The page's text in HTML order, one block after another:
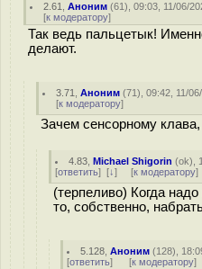
2.61 ,Аноним (61), 09:03, 11/06/
[к модератору]
Так ведь пальцетык!
делают.
3.71 ,Аноним (71), 09:42, 11/
[к модератору]
Зачем сенсорному клава,
4.83 ,Michael Shigorin (ok),
[ответить] [↓] [к модератору]
(терпеливо) Когда
то, собственно,
5.128 ,Аноним (128),
[ответить] [к модератору]